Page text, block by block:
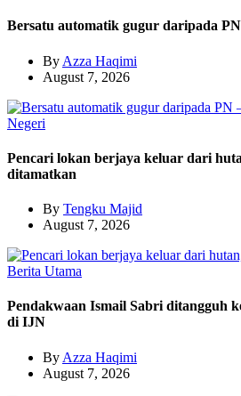
Bersatu automatik gugur daripada
By Azza Haqimi
August 7, 2026
Negeri
Pencari lokan berjaya keluar dari
ditamatkan
By Tengku Majid
August 7, 2026
Berita Utama
Pendakwaan Ismail Sabri ditangguh
di IJN
By Azza Haqimi
August 7, 2026